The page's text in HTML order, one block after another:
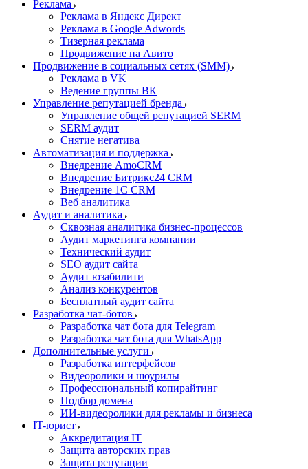
Реклама
Реклама в Яндекс Директ
Реклама в Google Adwords
Тизерная реклама
Продвижение на Авито
Продвижение в социальных сетях (SMM)
Реклама в VK
Ведение группы ВК
Управление репутацией бренда
Управление общей репутацией SERM
SERM аудит
Снятие негатива
Автоматизация и поддержка
Внедрение AmoCRM
Внедрение Битрикс24 CRM
Внедрение 1C CRM
Веб аналитика
Аудит и аналитика
Сквозная аналитика бизнес-процессов
Аудит маркетинга компании
Технический аудит
SEO аудит сайта
Аудит юзабилити
Анализ конкурентов
Бесплатный аудит сайта
Разработка чат-ботов
Разработка чат бота для Telegram
Разработка чат бота для WhatsApp
Дополнительные услуги
Разработка интерфейсов
Видеоролики и шоурилы
Профессиональный копирайтинг
Подбор домена
ИИ-видеоролики для рекламы и бизнеса
IT-юрист
Аккредитация IT
Защита авторских прав
Защита репутации